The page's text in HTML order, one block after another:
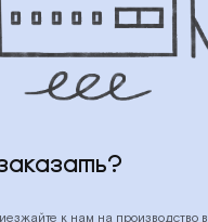
к нам на производство в